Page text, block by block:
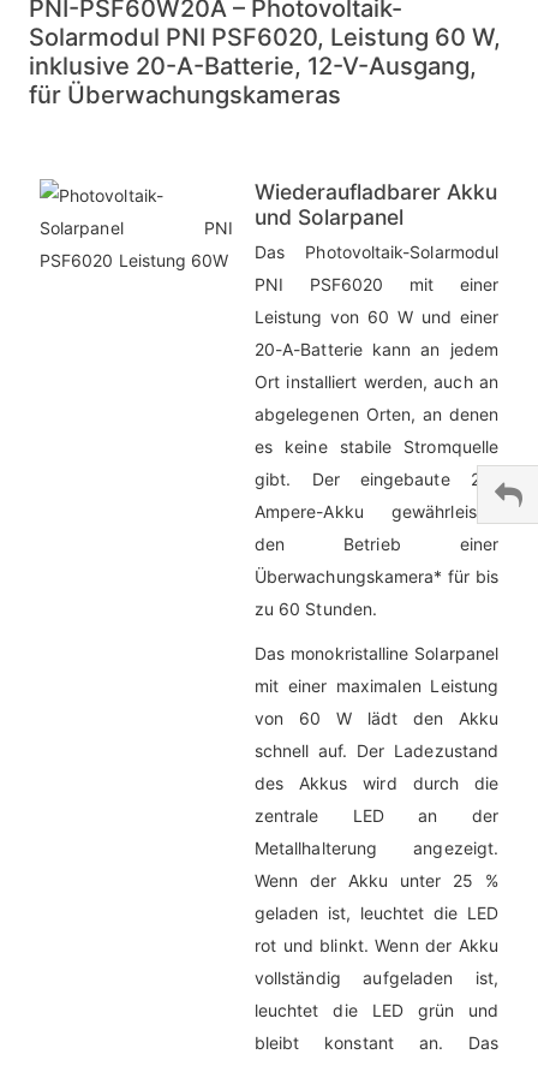
PNI-PSF60W20A – Photovoltaik-
Solarmodul PNI PSF6020, Leistung 60 W,
inklusive 20-A-Batterie, 12-V-Ausgang,
für Überwachungskameras
Wiederaufladbarer Akku
und Solarpanel
Das Photovoltaik-Solarmodul
PNI PSF6020 mit einer
Leistung von 60 W und einer
20-A-Batteriekann an jedem
Ort installiert werden, auch an
abgelegenen Orten, an denen
es keine stabile Stromquelle
gibt. Der eingebaute 20-
Ampere-Akku gewährleistet
den Betrieb einer
Überwachungskamera* für bis
zu 60 Stunden.
Das monokristalline Solarpanel
mit einer maximalen Leistung
von 60 W lädt den Akku
schnell auf. Der Ladezustand
des Akkus wird durch die
zentrale LED an der
Metallhalterung angezeigt.
Wenn der Akku unter 25 %
geladen ist, leuchtet die LED
rot und blinkt. Wenn der Akku
vollständig aufgeladen ist,
leuchtet die LED grün und
bleibt konstant an. Das